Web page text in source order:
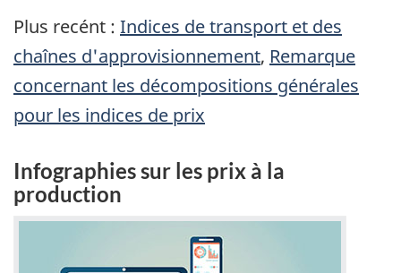
Plus recént : Indices de transport et des
chaînes d'approvisionnement, Remarque
concernant les décompositions générales
pour les indices de prix
Infographies sur les prix à la
production